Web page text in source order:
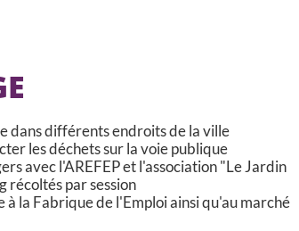
dans différents endroits de la ville
les déchets sur la voie publique
avec l'AREFEP et l'association "Le Jardin
récoltés par session
la Fabrique de l'Emploi ainsi qu'au marché